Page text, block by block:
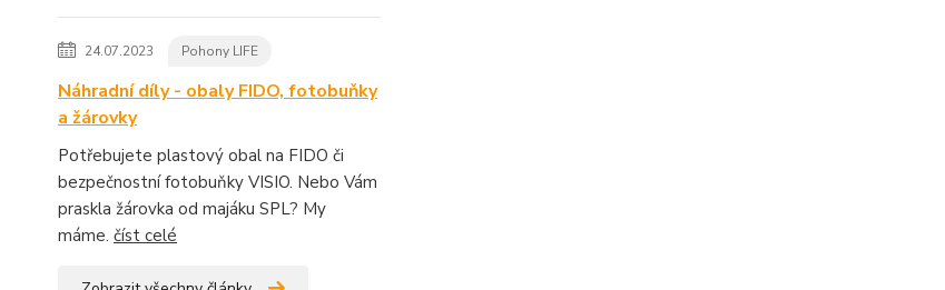
24.07.2023 Pohony LIFE
Náhradní díly - obaly FIDO, fotobuňky
a žárovky
Potřebujete plastový obal na FIDO či
bezpečnostní fotobuňky VISIO. Nebo Vám
praskla žárovka od majáku SPL? My
máme. číst celé